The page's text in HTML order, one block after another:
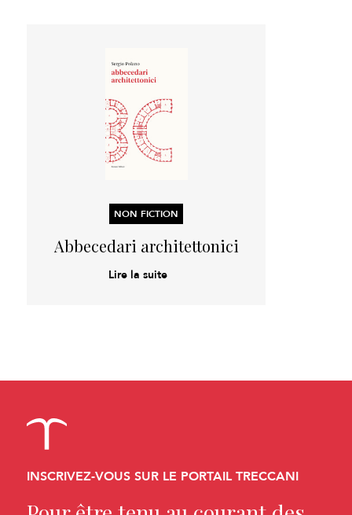
NON FICTION
Abbecedari architettonici
Lire la suite
INSCRIVEZ-VOUS SUR LE PORTAIL TRECCANI